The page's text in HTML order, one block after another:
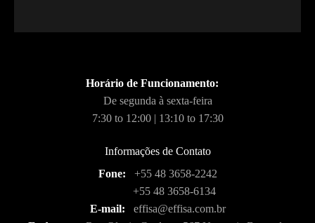
Horário de Funcionamento:
De segunda à sexta-feira
7:30 to 12:00 | 13:10 to 17:30
Informações de Contato
Fone:
+55 48 3658-2242
+55 48 3658-6134
E-mail:
effisa@effisa.com.br